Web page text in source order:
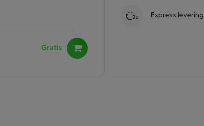
Express levering
Gratis